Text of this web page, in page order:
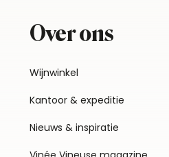
Over ons
Wijnwinkel
Kantoor & expeditie
Nieuws & inspiratie